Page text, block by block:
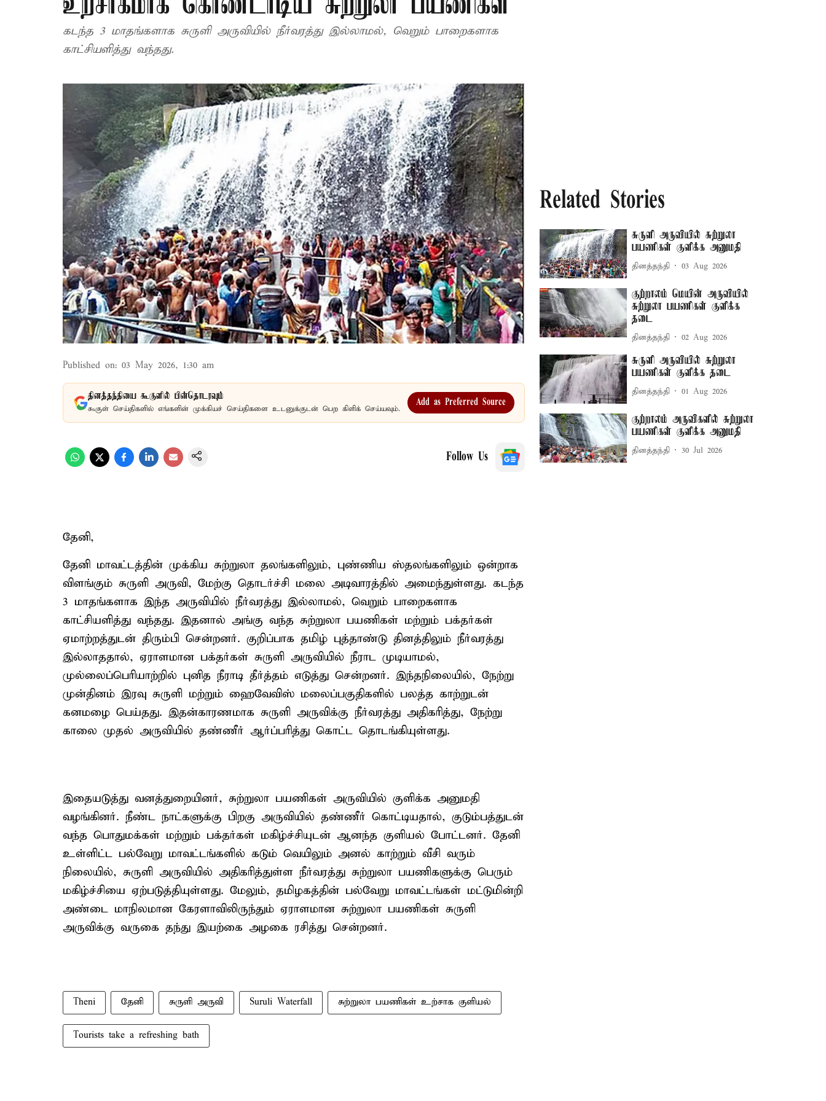
கடந்த 3 மாதங்களாக சுருளி அருவியில் நீர்வரத்து இல்லாமல், வெறும் பாறைகளாக
காட்சியளித்து வந்தது.
Published on: 03 May 2026, 1:30 am
தினத்தந்தியை கூகுளில் பின்தொடரவும்
கூகுள் செய்திகளில் எங்களின் முக்கியச் செய்திகளை உடனுக்குடன் பெற கிளிக் செய்யவும்.
Add as Preferred Source
Follow Us
தேனி,
தேனி மாவட்டத்தின் முக்கிய சுற்றுலா தலங்களிலும், புண்ணிய ஸ்தலங்களிலும் ஒன்றாக
விளங்கும் சுருளி அருவி, மேற்கு தொடர்ச்சி மலை அடிவாரத்தில் அமைந்துள்ளது. கடந்த
3 மாதங்களாக இந்த அருவியில் நீர்வரத்து இல்லாமல், வெறும் பாறைகளாக
காட்சியளித்து வந்தது. இதனால் அங்கு வந்த சுற்றுலா பயணிகள் மற்றும் பக்தர்கள்
ஏமாற்றத்துடன் திரும்பி சென்றனர். குறிப்பாக தமிழ் புத்தாண்டு தினத்திலும் நீர்வரத்து
இல்லாததால், ஏராளமான பக்தர்கள் சுருளி அருவியில் நீராட முடியாமல்,
முல்லைப்பெரியாற்றில் புனித நீராடி தீர்த்தம் எடுத்து சென்றனர். இந்தநிலையில், நேற்று
முன்தினம் இரவு சுருளி மற்றும் ஹைவேவிஸ் மலைப்பகுதிகளில் பலத்த காற்றுடன்
கனமழை பெய்தது. இதன்காரணமாக சுருளி அருவிக்கு நீர்வரத்து அதிகரித்து, நேற்று
காலை முதல் அருவியில் தண்ணீர் ஆர்ப்பரித்து கொட்ட தொடங்கியுள்ளது.
இதையடுத்து வனத்துறையினர், சுற்றுலா பயணிகள் அருவியில் குளிக்க அனுமதி
வழங்கினர். நீண்ட நாட்களுக்கு பிறகு அருவியில் தண்ணீர் கொட்டியதால், குடும்பத்துடன்
வந்த பொதுமக்கள் மற்றும் பக்தர்கள் மகிழ்ச்சியுடன் ஆனந்த குளியல் போட்டனர். தேனி
உள்ளிட்ட பல்வேறு மாவட்டங்களில் கடும் வெயிலும் அனல் காற்றும் வீசி வரும்
நிலையில், சுருளி அருவியில் அதிகரித்துள்ள நீர்வரத்து சுற்றுலா பயணிகளுக்கு பெரும்
மகிழ்ச்சியை ஏற்படுத்தியுள்ளது. மேலும், தமிழகத்தின் பல்வேறு மாவட்டங்கள் மட்டுமின்றி
அண்டை மாநிலமான கேரளாவிலிருந்தும் ஏராளமான சுற்றுலா பயணிகள் சுருளி
அருவிக்கு வருகை தந்து இயற்கை அழகை ரசித்து சென்றனர்.
Theni தேனி சுருளி அருவி Suruli Waterfall சுற்றுலா பயணிகள் உற்சாக குளியல்
Tourists take a refreshing bath
Related Stories
சுருளி அருவியில் சுற்றுலா
பயணிகள் குளிக்க அனுமதி
தினத்தந்தி 03 Aug 2026
குற்றாலம் மெயின் அருவியில்
சுற்றுலா பயணிகள் குளிக்க
தடை
தினத்தந்தி 02 Aug 2026
சுருளி அருவியில் சுற்றுலா
பயணிகள் குளிக்க தடை
தினத்தந்தி 01 Aug 2026
குற்றாலம் அருவிகளில் சுற்றுலா
பயணிகள் குளிக்க அனுமதி
தினத்தந்தி 30 Jul 2026